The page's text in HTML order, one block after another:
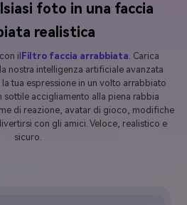
foto in una faccia
realistica
il Filtro faccia arrabbiata . Carica
nostra intelligenza artificiale avanzata
tua espressione in un volto arrabbiato
sottile accigliamento alla piena rabbia
di reazione, avatar di gioco, modifiche
con gli amici. Veloce, realistico e
sicuro.